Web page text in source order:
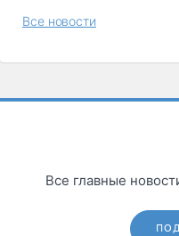
Все новости
Все главные